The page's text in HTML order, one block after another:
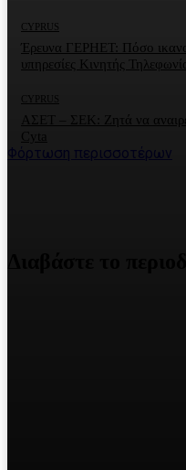
CYPRUS
Έρευνα ΓΕΡΗΕΤ: Πόσο
υπηρεσίες Κινητής
CYPRUS
ΑΣΕΤ – ΣΕΚ: Ζητά να
Cyta
Φόρτωση περισσοτέρων